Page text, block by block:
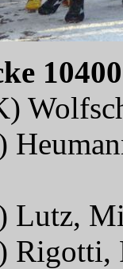
Lutz,
Rigotti,